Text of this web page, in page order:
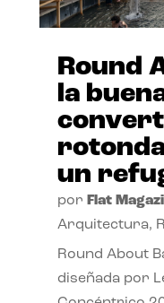
Round
la
un
por Flat
Arquitectura,
Round About
diseñada por